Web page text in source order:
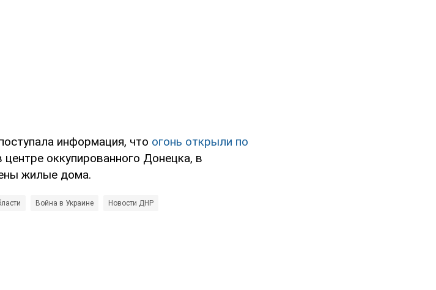
информация, что огонь открыли по
центре оккупированного Донецка, в
жилые дома.
Война в Украине Новости ДНР